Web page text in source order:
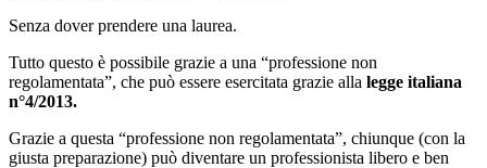
Senza dover prendere una laurea.
Tutto questo è possibile grazie a una “professione non
regolamentata”, che può essere esercitata grazie alla legge italiana
n°4/2013.
Grazie a questa “professione non regolamentata”, chiunque (con la
giusta preparazione) può diventare un professionista libero e ben